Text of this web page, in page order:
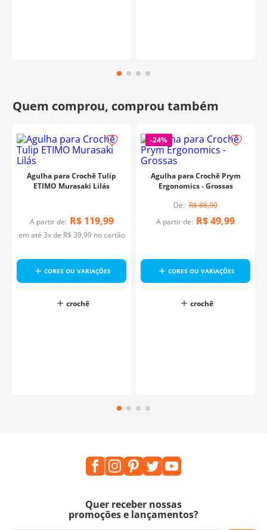
Agulha para Crochê Tulip
ETIMO Murasaki Lilás
A partir de: R$ 119,99
em até 3x de R$ 39,99 no cartão
CORES OU VARIAÇÕES
crochê
-24%
Agulha para Crochê Prym
Ergonomics - Grossas
R$88,90
A partir de: R$49,99
CORES OU VARIAÇÕES
crochê
Quer receber nossas
promoções e lançamentos?